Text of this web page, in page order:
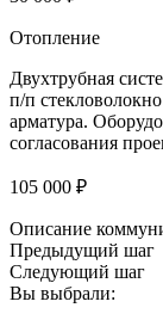
Отопление
Двухтрубная
п/п
арматура.
согласования
105 000 ₽
Описание
Предыдущий шаг
Следующий шаг
Вы выбрали: